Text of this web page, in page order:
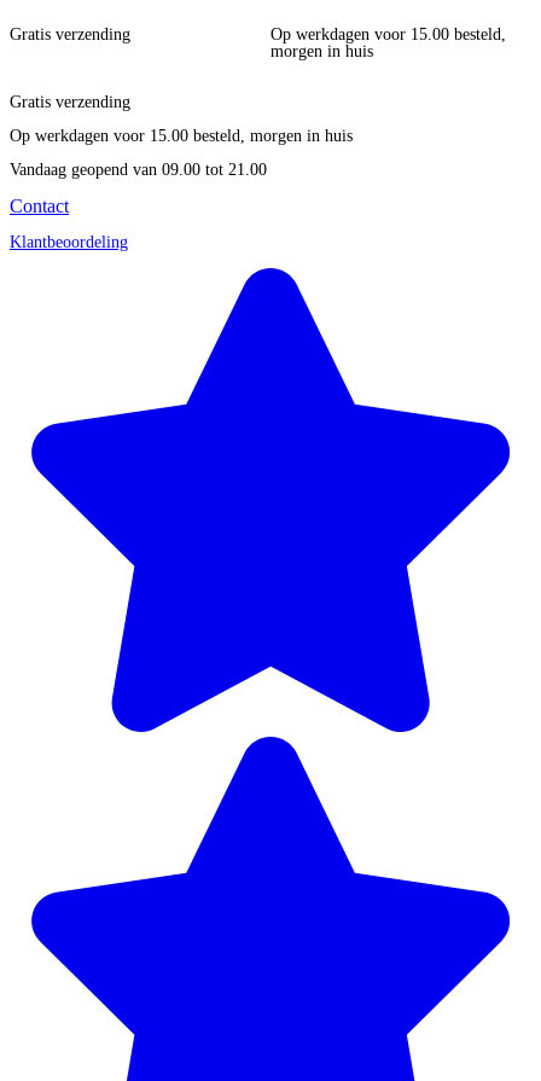
Gratis verzending
Op werkdagen voor 15.00 besteld,
morgen in huis
Gratis verzending
Op werkdagen voor 15.00 besteld, morgen in huis
Vandaag geopend van 09.00 tot 21.00
Contact
Klantbeoordeling